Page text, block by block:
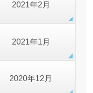
2021年2月
2021年1月
2020年12月